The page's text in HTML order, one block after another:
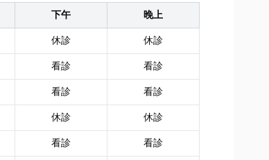
下午
晚上
休診
休診
看診
看診
看診
看診
休診
休診
看診
看診